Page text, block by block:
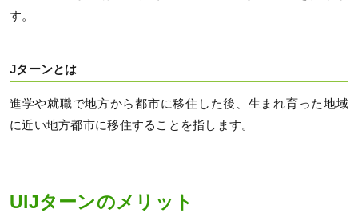
す。
Jターンとは
進学や就職で地方から都市に移住した後、生まれ育った地域
に近い地方都市に移住することを指します。
UIJターンのメリット